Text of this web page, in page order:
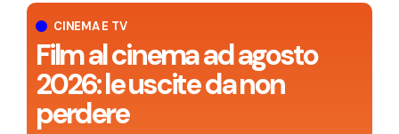
CINEMA E TV
Film al cinema ad agosto
2026: le uscite da non
perdere